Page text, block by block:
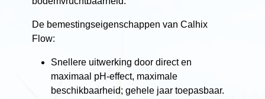
De bemestingseigenschappen van Calhix
Flow:
Snellere uitwerking door direct en
maximaal pH-effect, maximale
beschikbaarheid; gehele jaar toepasbaar.